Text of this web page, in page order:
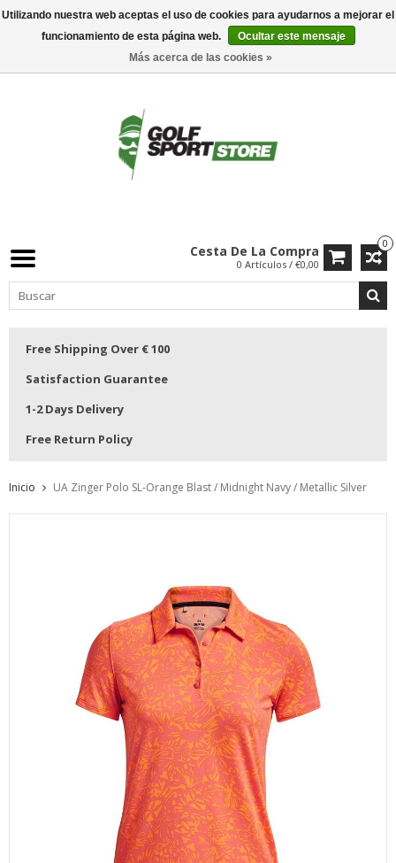
0
Cesta De La Compra
0 Artículos / €0,00
Free Shipping Over € 100
Satisfaction Guarantee
1-2 Days Delivery
Free Return Policy
Inicio UA Zinger Polo SL-Orange Blast / Midnight Navy / Metallic Silver
Utilizando nuestra web aceptas el uso de cookies para ayudarnos a mejorar el
funcionamiento de esta página web.
Ocultar este mensaje
Más acerca de las cookies »